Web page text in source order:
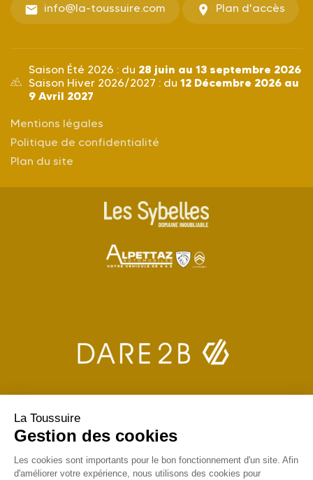
info@la-toussuire.com Plan d'accès
Saison Été 2026 : du 28 juin au 13 septembre 2026
Saison Hiver 2026/2027 : du 12 Décembre 2026 au
9 Avril 2027
Mentions légales
Politique de confidentialité
Plan du site
La Toussuire
Gestion des cookies
Les cookies sont importants pour le bon fonctionnement d'un site. Afin
d'améliorer votre expérience, nous utilisons des cookies pour